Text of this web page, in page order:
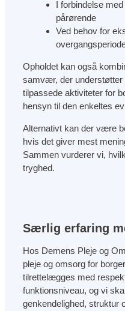
I forbindelse
pårørende
Ved behov for
Opholdet kan også
samvær, der understøtter
tilpassede aktiviteter for
hensyn til den enkeltes
Alternativt kan der være
hvis det giver mest
Sammen vurderer vi,
tryghed.
Særlig erfaring
Hos Demens Pleje og
pleje og omsorg for
tilrettelægges med
funktionsniveau, og vi
genkendelighed, struktur